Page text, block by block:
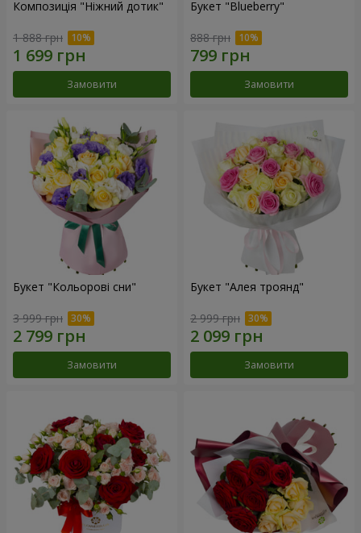
Композиція "Ніжний дотик"
1 888 грн
Замовити
Букет "Blueberry"
888 грн
Замовити
Букет "Кольорові сни"
3 999 грн
Замовити
Букет "Алея троянд"
2 999 грн
Замовити